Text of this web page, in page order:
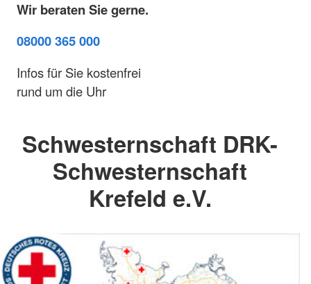
Wir beraten Sie gerne.
08000 365 000
Infos für Sie kostenfrei
rund um die Uhr
Schwesternschaft DRK-
Schwesternschaft
Krefeld e.V.